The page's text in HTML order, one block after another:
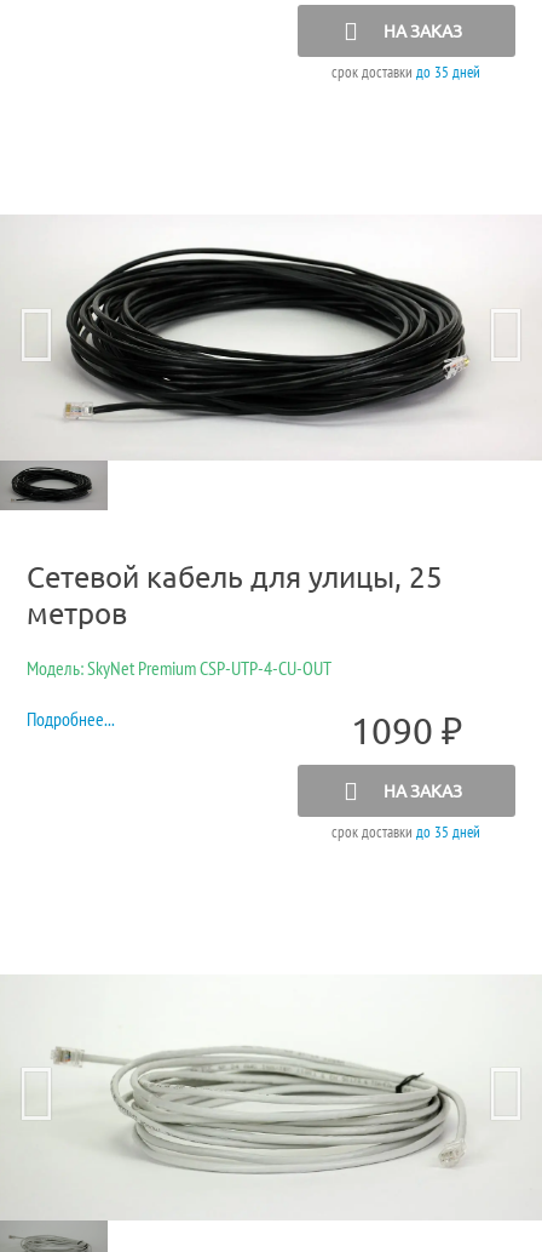
НА ЗАКАЗ
срок доставкидо 35 дней
Сетевой кабель для улицы, 25
метров
Модель: SkyNet Premium CSP-UTP-4-CU-OUT
Подробнее... 1090 ₽
НА ЗАКАЗ
срок доставкидо 35 дней